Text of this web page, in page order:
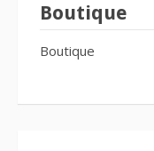
Boutique
Boutique